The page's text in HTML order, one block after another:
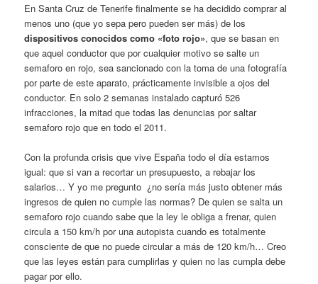
En Santa Cruz de Tenerife finalmente se ha decidido comprar al
menos uno (que yo sepa pero pueden ser más) de los
dispositivos conocidos como «foto rojo», que se basan en
que aquel conductor que por cualquier motivo se salte un
semaforo en rojo, sea sancionado con la toma de una fotografía
por parte de este aparato, prácticamente invisible a ojos del
conductor. En solo 2 semanas instalado capturó 526
infracciones, la mitad que todas las denuncias por saltar
semaforo rojo que en todo el 2011.
Con la profunda crisis que vive España todo el día estamos
igual: que si van a recortar un presupuesto, a rebajar los
salarios… Y yo me pregunto ¿no sería más justo obtener más
ingresos de quien no cumple las normas? De quien se salta un
semaforo rojo cuando sabe que la ley le obliga a frenar, quien
circula a 150 km/h por una autopista cuando es totalmente
consciente de que no puede circular a más de 120 km/h… Creo
que las leyes están para cumplirlas y quien no las cumpla debe
pagar por ello.